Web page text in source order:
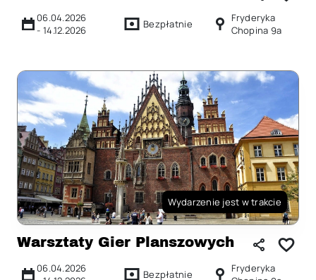
06.04.2026
- 14.12.2026 Bezpłatnie
Fryderyka
Chopina 9a
Wydarzenie jest w trakcie
Warsztaty Gier Planszowych
06.04.2026
Bezpłatnie
Fryderyka